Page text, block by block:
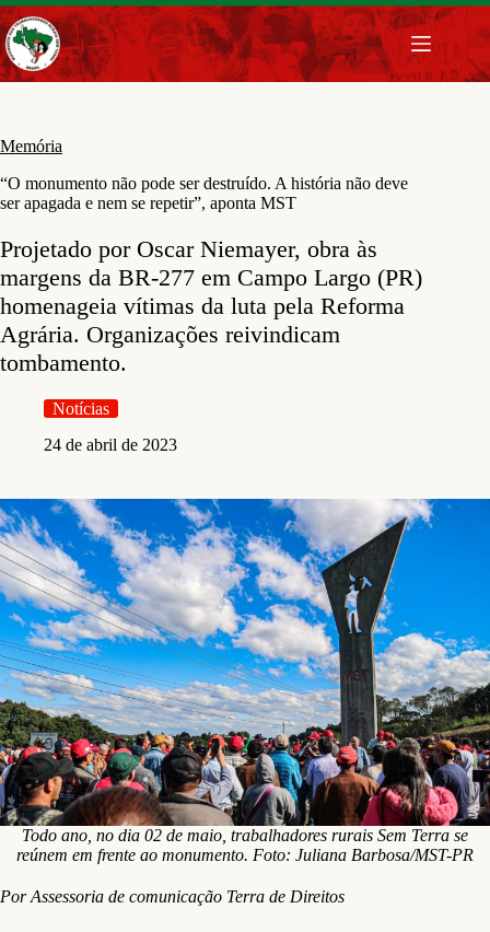
Pular
para
o
conteúdo
Memória
“O monumento não pode ser destruído. A história não deve
ser apagada e nem se repetir”, aponta MST
Projetado por Oscar Niemayer, obra às
margens da BR-277 em Campo Largo (PR)
homenageia vítimas da luta pela Reforma
Agrária. Organizações reivindicam
tombamento.
Notícias
24 de abril de 2023
Todo ano, no dia 02 de maio, trabalhadores rurais Sem Terra se
reúnem em frente ao monumento. Foto: Juliana Barbosa/MST-PR
Por Assessoria de comunicação Terra de Direitos